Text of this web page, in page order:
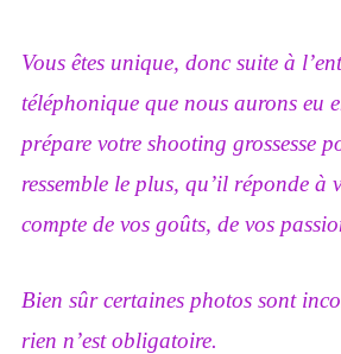
Vous êtes unique, donc suite à
téléphonique que nous aurons eu
prépare votre shooting grossesse
ressemble le plus, qu’il réponde à
compte de vos goûts, de vos
Bien sûr certaines photos sont
rien n’est obligatoire.